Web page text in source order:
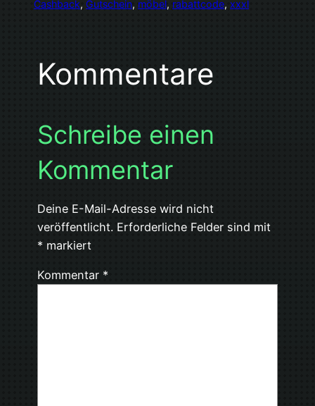
Cashback, Gutschein, möbel, rabattcode, xxxl
Kommentare
Schreibe einen
Kommentar
Deine E-Mail-Adresse wird nicht
veröffentlicht. Erforderliche Felder sind mit
* markiert
Kommentar *